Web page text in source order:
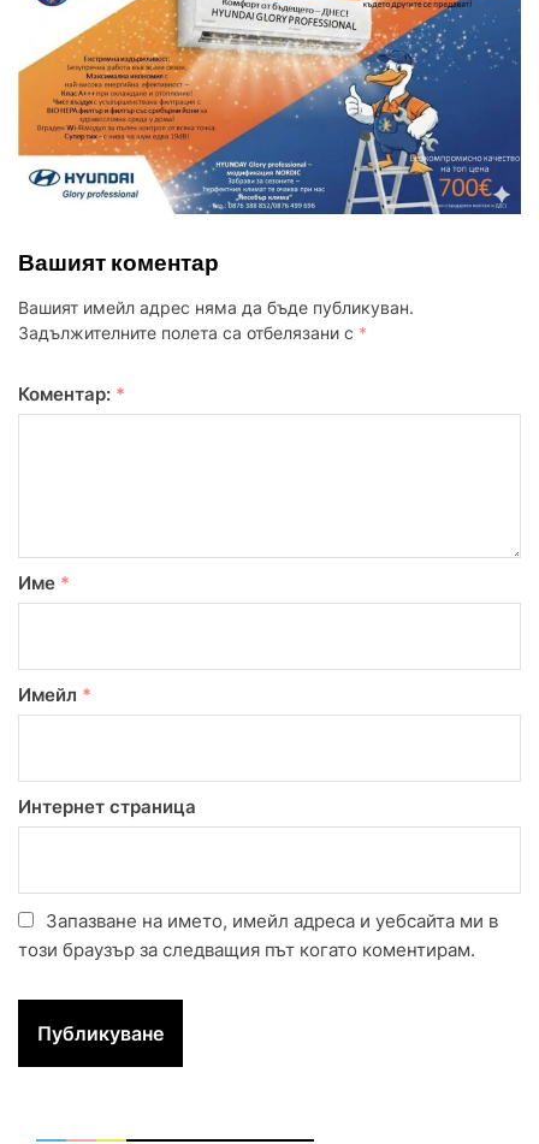
Вашият коментар
Вашият имейл адрес няма да бъде публикуван.
Задължителните полета са отбелязани с *
Коментар: *
Име *
Имейл *
Интернет страница
Запазване на името, имейл адреса и уебсайта ми в
този браузър за следващия път когато коментирам.